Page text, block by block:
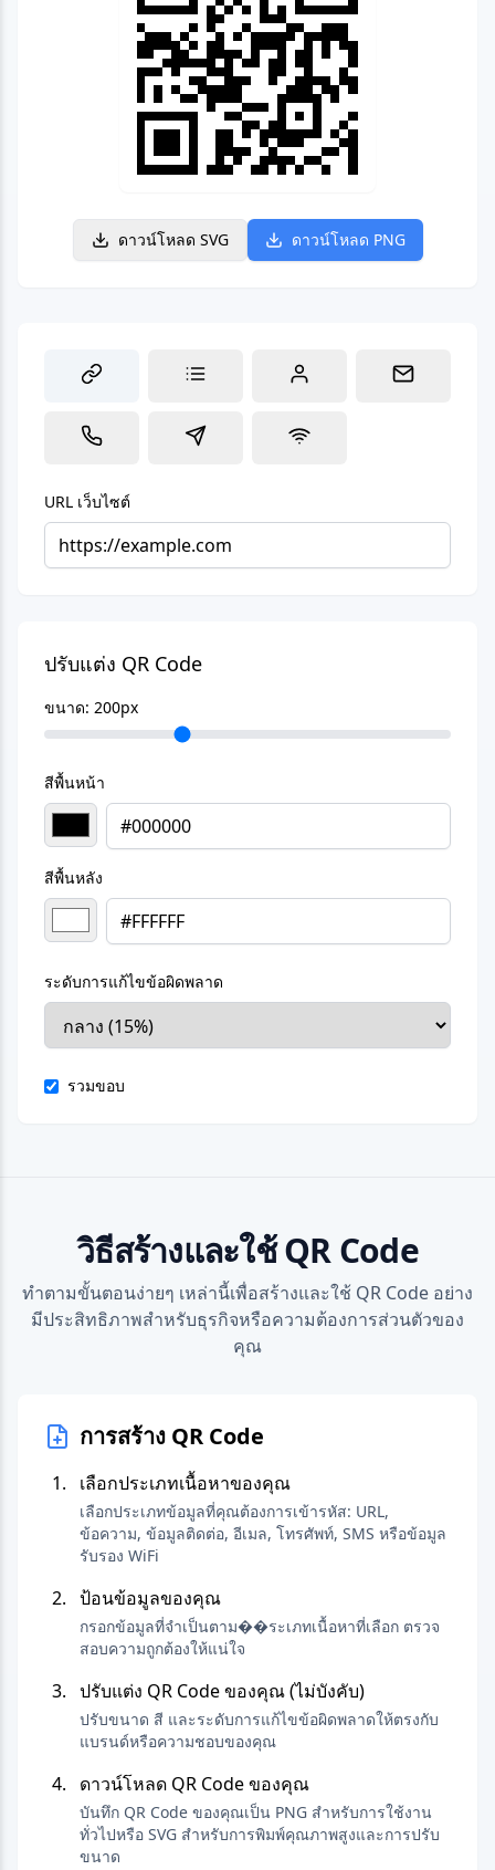
ดาวน์โหลด SVG ดาวน์โหลด PNG
URL เว็บไซต์
ปรับแต่ง QR Code
ขนาด: 200px
สีพื้นหน้า
สีพื้นหลัง
ระดับการแก้ไขข้อผิดพลาด
รวมขอบ
วิธีสร้างและใช้ QR Code
ทำตามขั้นตอนง่ายๆ เหล่านี้เพื่อสร้างและใช้ QR Code อย่าง
มีประสิทธิภาพสำหรับธุรกิจหรือความต้องการส่วนตัวของ
คุณ
การสร้าง QR Code
เลือกประเภทเนื้อหาของคุณ
เลือกประเภทข้อมูลที่คุณต้องการเข้ารหัส: URL,
ข้อความ, ข้อมูลติดต่อ, อีเมล, โทรศัพท์, SMS หรือข้อมูล
รับรอง WiFi
ป้อนข้อมูลของคุณ
กรอกข้อมูลที่จำเป็นตาม��ระเภทเนื้อหาที่เลือก ตรวจ
สอบความถูกต้องให้แน่ใจ
ปรับแต่ง QR Code ของคุณ (ไม่บังคับ)
ปรับขนาด สี และระดับการแก้ไขข้อผิดพลาดให้ตรงกับ
แบรนด์หรือความชอบของคุณ
ดาวน์โหลด QR Code ของคุณ
บันทึก QR Code ของคุณเป็น PNG สำหรับการใช้งาน
ทั่วไปหรือ SVG สำหรับการพิมพ์คุณภาพสูงและการปรับ
ขนาด